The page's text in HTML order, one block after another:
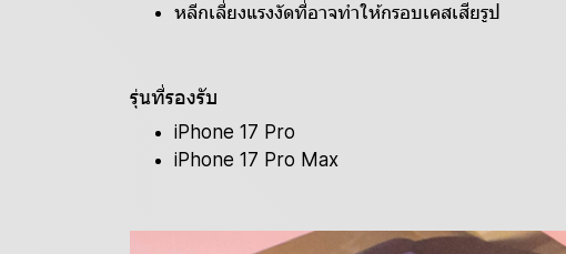
หลีกเลี่ยงแรงงัดที่อาจทำให้กรอบเคสเสียรูป
รุ่นที่รองรับ
iPhone 17 Pro
iPhone 17 Pro Max